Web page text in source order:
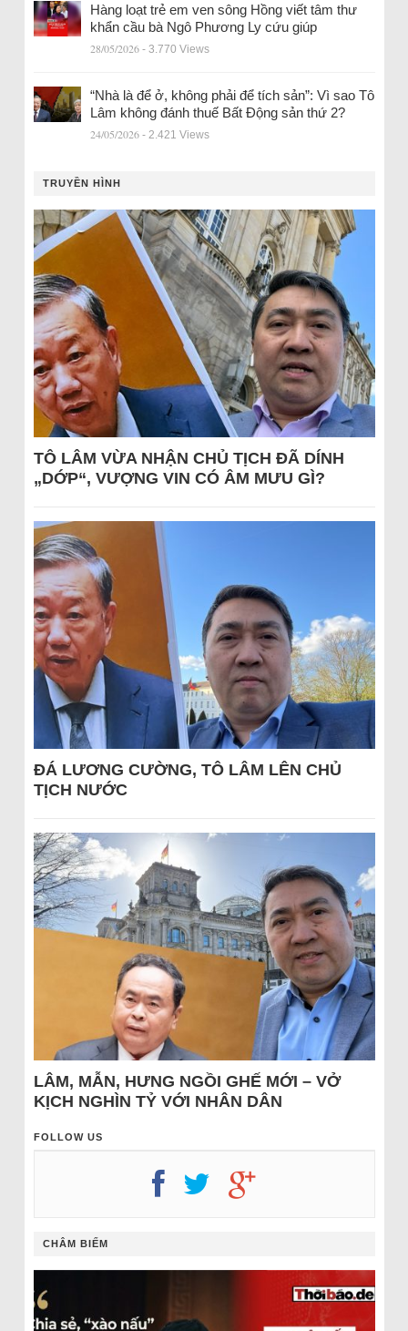
Hàng loạt trẻ em ven sông Hồng viết tâm thư
khẩn cầu bà Ngô Phương Ly cứu giúp
28/05/2026 - 3.770 Views
“Nhà là để ở, không phải để tích sản”: Vì sao Tô
Lâm không đánh thuế Bất Động sản thứ 2?
24/05/2026 - 2.421 Views
TRUYỀN HÌNH
TÔ LÂM VỪA NHẬN CHỦ TỊCH ĐÃ DÍNH
„DỚP“, VƯỢNG VIN CÓ ÂM MƯU GÌ?
ĐÁ LƯƠNG CƯỜNG, TÔ LÂM LÊN CHỦ
TỊCH NƯỚC
LÂM, MẪN, HƯNG NGỒI GHẾ MỚI – VỞ
KỊCH NGHÌN TỶ VỚI NHÂN DÂN
FOLLOW US
CHÂM BIẾM